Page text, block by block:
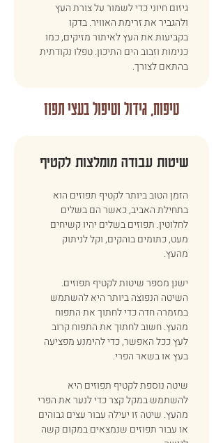
גיזום חיוני כדי לשמור על צורת העץ
ולהגביר את זרימת האוויר. בדקו
בקביעות את העץ לאיתור מזיקים, כמו
כנימות וזבוב הים התיכון. טפלו נקודתית
בהתאם לצורך.
טיפוח, גידול וטיפול בעצי תפוז
שיטות עבודה מומלצות לקטיף
הזמן הטוב ביותר לקטיף תפוזים הוא
בתחילת האביב, כאשר הם בשלים
לחלוטין. תפוזים בשלים יהיו קשיחים
מעט, כתומים בוהקים, וקל לניתוק
מהעץ.
ישנן מספר שיטות לקטיף תפוזים.
השיטה הנפוצה ביותר היא להשתמש
במזמרה חדה כדי לחתוך את התפוח
מהעץ. חשוב לחתוך את התפוח קרוב
לעץ ככל האפשר, כדי להימנע מפציעה
בעץ או בשאר הפרי.
שיטה נוספת לקטיף תפוזים היא
להשתמש במקל קצר כדי לנער את הפרי
מהעץ. שיטה זו יעילה עבור עצים גבוהים
או עבור תפוזים שנמצאים במקום קשה